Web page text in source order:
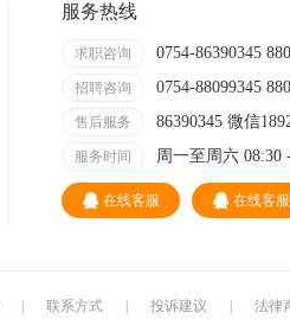
服务热线
求职咨询 0754-86390345
招聘咨询 0754-88099345
售后服务 86390345 微信
服务时间 周一至周六 08:30
在线客服 在线客服
联系方式 投诉建议 法律